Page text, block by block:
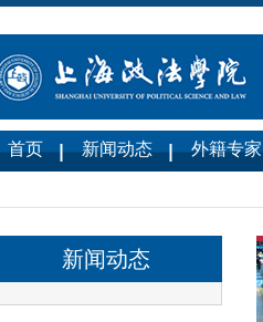
首页 新闻动态 外籍专家
新闻动态